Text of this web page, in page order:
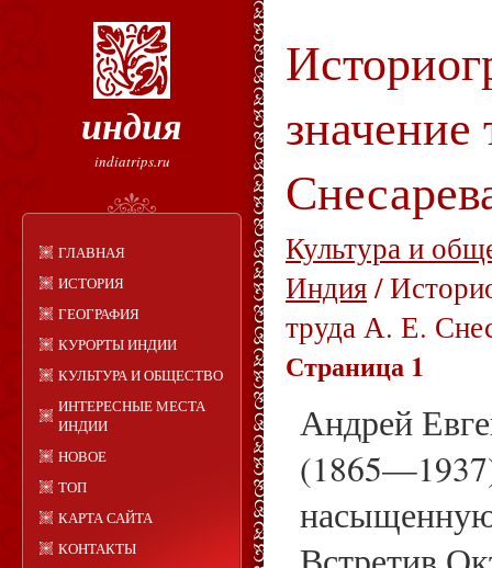
индия
indiatrips.ru
ГЛАВНАЯ
ИСТОРИЯ
ГЕОГРАФИЯ
КУРОРТЫ ИНДИИ
КУЛЬТУРА И ОБЩЕСТВО
ИНТЕРЕСНЫЕ МЕСТА
ИНДИИ
НОВОЕ
ТОП
КАРТА САЙТА
КОНТАКТЫ
Культура и
Индия/
труда А. Е.
Страница 1
Андрей